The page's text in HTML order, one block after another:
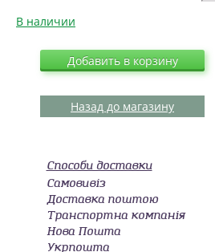
В наличии
Добавить в корзину
Назад до магазину
Способи доставки
Самовивіз
Доставка поштою
Транспортна компанія
Нова Пошта
Укрпошта